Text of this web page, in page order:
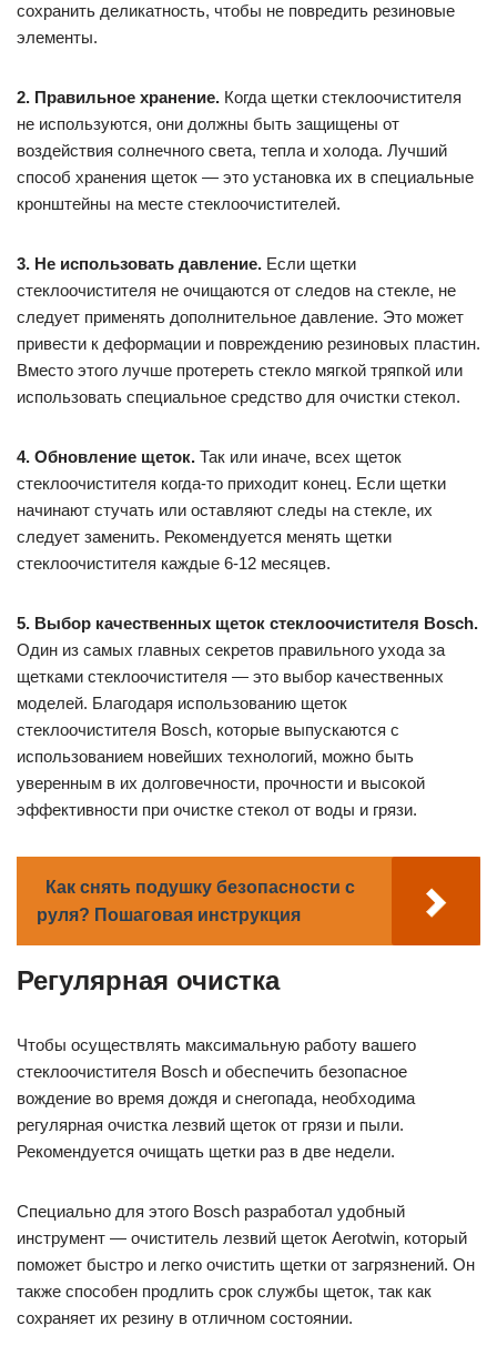
сохранить деликатность, чтобы не повредить резиновые
элементы.
2. Правильное хранение. Когда щетки стеклоочистителя
не используются, они должны быть защищены от
воздействия солнечного света, тепла и холода. Лучший
способ хранения щеток — это установка их в специальные
кронштейны на месте стеклоочистителей.
3. Не использовать давление. Если щетки
стеклоочистителя не очищаются от следов на стекле, не
следует применять дополнительное давление. Это может
привести к деформации и повреждению резиновых пластин.
Вместо этого лучше протереть стекло мягкой тряпкой или
использовать специальное средство для очистки стекол.
4. Обновление щеток. Так или иначе, всех щеток
стеклоочистителя когда-то приходит конец. Если щетки
начинают стучать или оставляют следы на стекле, их
следует заменить. Рекомендуется менять щетки
стеклоочистителя каждые 6-12 месяцев.
5. Выбор качественных щеток стеклоочистителя Bosch.
Один из самых главных секретов правильного ухода за
щетками стеклоочистителя — это выбор качественных
моделей. Благодаря использованию щеток
стеклоочистителя Bosch, которые выпускаются с
использованием новейших технологий, можно быть
уверенным в их долговечности, прочности и высокой
эффективности при очистке стекол от воды и грязи.
Как снять подушку безопасности с
руля? Пошаговая инструкция
Регулярная очистка
Чтобы осуществлять максимальную работу вашего
стеклоочистителя Bosch и обеспечить безопасное
вождение во время дождя и снегопада, необходима
регулярная очистка лезвий щеток от грязи и пыли.
Рекомендуется очищать щетки раз в две недели.
Специально для этого Bosch разработал удобный
инструмент — очиститель лезвий щеток Aerotwin, который
поможет быстро и легко очистить щетки от загрязнений. Он
также способен продлить срок службы щеток, так как
сохраняет их резину в отличном состоянии.